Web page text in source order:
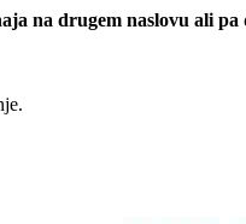
na drugem naslovu ali